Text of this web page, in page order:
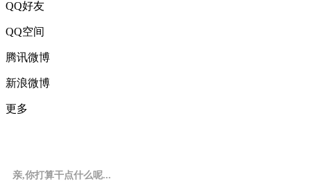
QQ好友
QQ空间
腾讯微博
新浪微博
更多
亲,你打算干点什么呢...